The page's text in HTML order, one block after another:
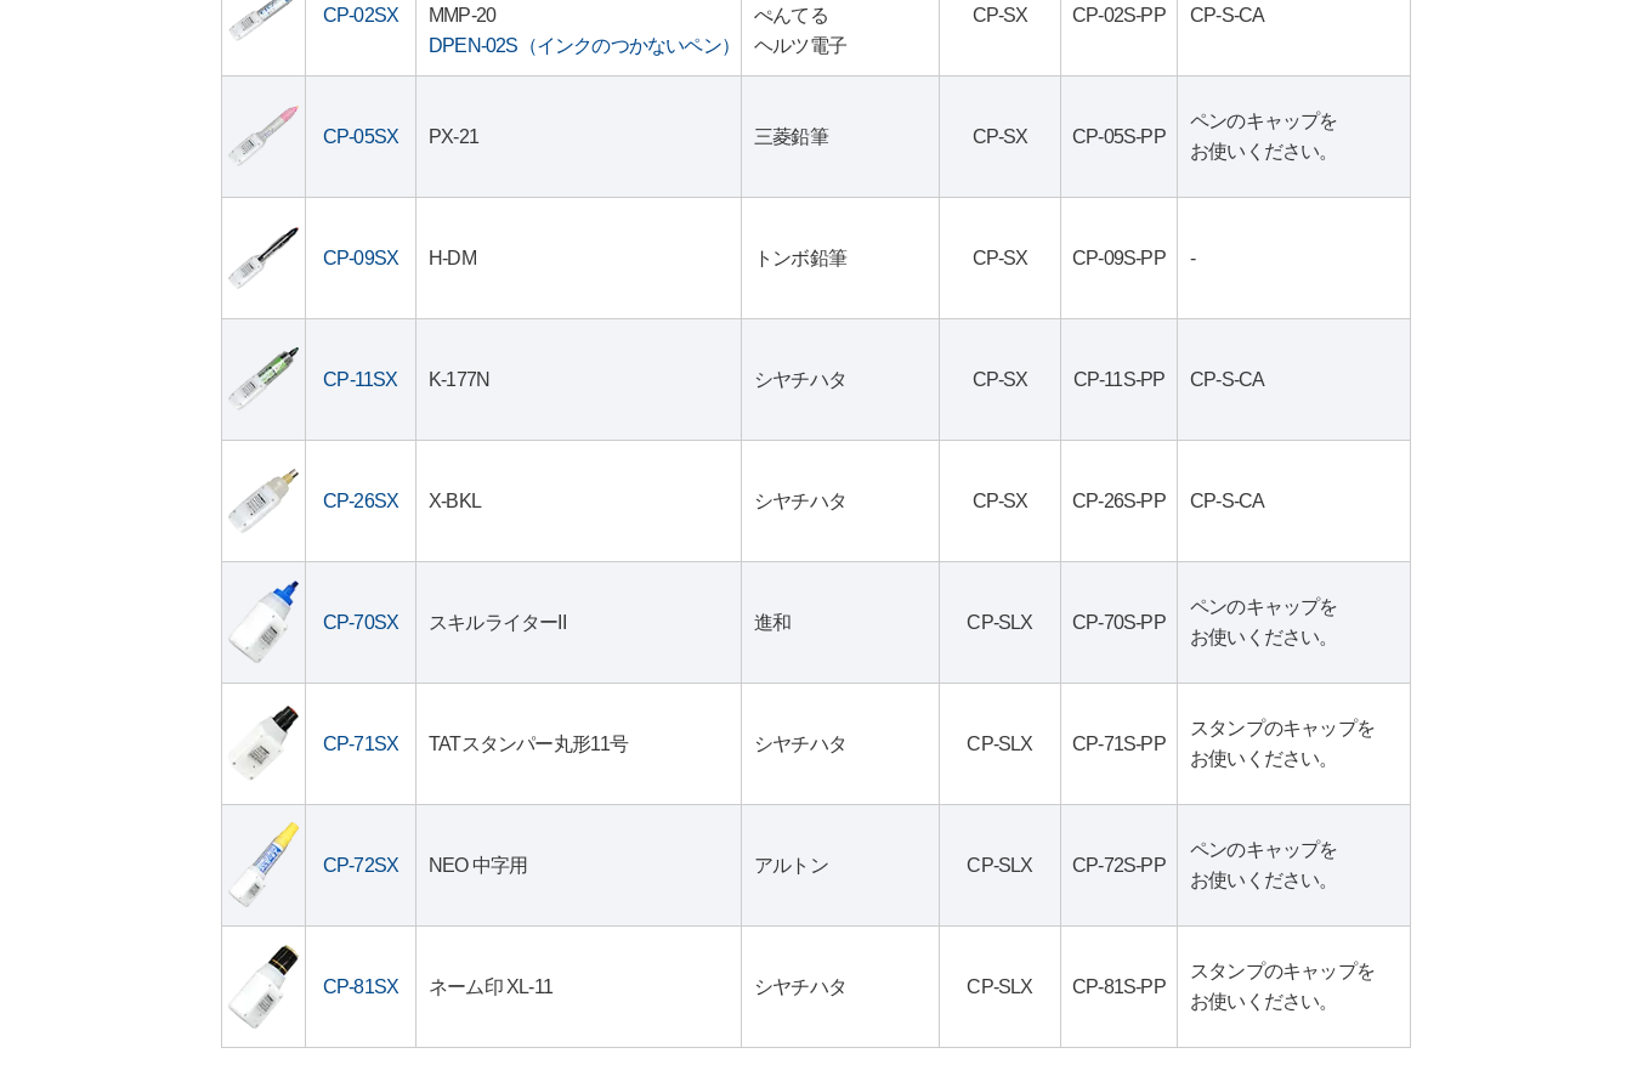
CP-02SX
MMP-20
DPEN-02S（インクのつかないペン）
ぺんてる
ヘルツ電子
CP-SX CP-02S-PP CP-S-CA
CP-05SX PX-21 三菱鉛筆 CP-SX CP-05S-PP
ペンのキャップを
お使いください。
CP-09SX H-DM トンボ鉛筆 CP-SX CP-09S-PP -
CP-11SX K-177N シヤチハタ CP-SX CP-11S-PP CP-S-CA
CP-26SX X-BKL シヤチハタ CP-SX CP-26S-PP CP-S-CA
CP-70SX スキルライターII 進和 CP-SLX CP-70S-PP
ペンのキャップを
お使いください。
CP-71SX TATスタンパー丸形11号 シヤチハタ CP-SLX CP-71S-PP
スタンプのキャップを
お使いください。
CP-72SX NEO 中字用 アルトン CP-SLX CP-72S-PP
ペンのキャップを
お使いください。
CP-81SX ネーム印 XL-11 シヤチハタ CP-SLX CP-81S-PP
スタンプのキャップを
お使いください。